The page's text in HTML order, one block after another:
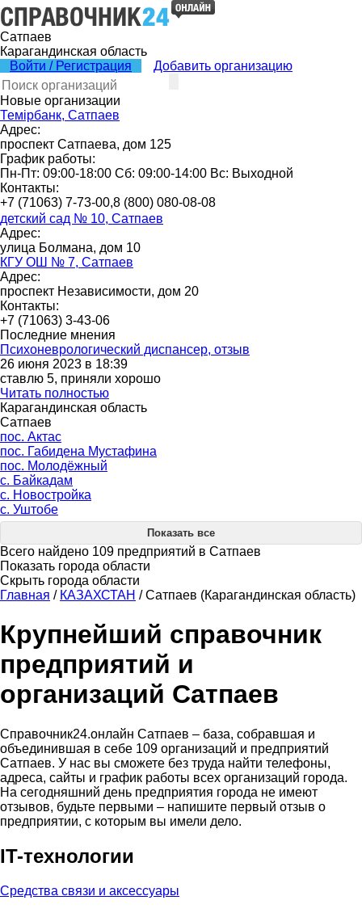
Сатпаев
Карагандинская область
Войти / Регистрация
Добавить организацию
Новые организации
Темірбанк, Сатпаев
Адрес:
проспект Сатпаева, дом 125
График работы:
Пн-Пт: 09:00-18:00 Сб: 09:00-14:00 Вс: Выходной
Контакты:
+7 (71063) 7-73-00,8 (800) 080-08-08
детский сад № 10, Сатпаев
Адрес:
улица Болмана, дом 10
КГУ ОШ № 7, Сатпаев
Адрес:
проспект Независимости, дом 20
Контакты:
+7 (71063) 3-43-06
Последние мнения
Психоневрологический диспансер, отзыв
26 июня 2023 в 18:39
ставлю 5, приняли хорошо
Читать полностью
Карагандинская область
Сатпаев
пос. Актас
пос. Габидена Мустафина
пос. Молодёжный
с. Байкадам
с. Новостройка
с. Уштобе
Показать все
Всего найдено 109 предприятий в Сатпаев
Показать города области
Скрыть города области
Главная / КАЗАХСТАН / Сатпаев (Карагандинская область)
Крупнейший справочник
предприятий и
организаций Сатпаев
Справочник24.онлайн Сатпаев – база, собравшая и
объединившая в себе 109 организаций и предприятий
Сатпаев. У нас вы сможете без труда найти телефоны,
адреса, сайты и график работы всех организаций города.
На сегодняшний день предприятия города не имеют
отзывов, будьте первыми – напишите первый отзыв о
предприятии, с которым вы имели дело.
IT-технологии
Средства связи и аксессуары